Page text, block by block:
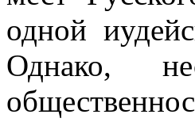
одной
Однако,